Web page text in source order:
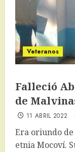
Veteranos
Falleció
de
11 ABRIL 2022
Era oriundo
etnia Mocoví.